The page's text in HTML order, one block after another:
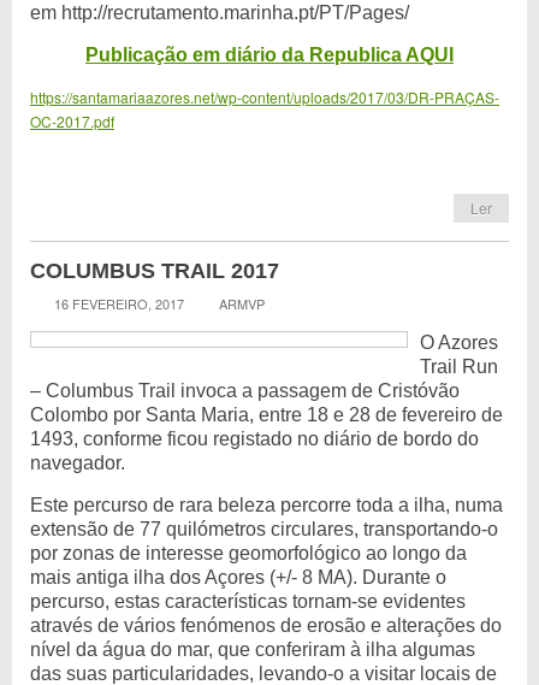
em http://recrutamento.marinha.pt/PT/Pages/
Publicação em diário da Republica AQUI
https://santamariaazores.net/wp-content/uploads/2017/03/DR-PRAÇAS-
OC-2017.pdf
Ler
COLUMBUS TRAIL 2017
16 FEVEREIRO, 2017 ARMVP
O Azores
Trail Run
– Columbus Trail invoca a passagem de Cristóvão
Colombo por Santa Maria, entre 18 e 28 de fevereiro de
1493, conforme ficou registado no diário de bordo do
navegador.
Este percurso de rara beleza percorre toda a ilha, numa
extensão de 77 quilómetros circulares, transportando-o
por zonas de interesse geomorfológico ao longo da
mais antiga ilha dos Açores (+/- 8 MA). Durante o
percurso, estas características tornam-se evidentes
através de vários fenómenos de erosão e alterações do
nível da água do mar, que conferiram à ilha algumas
das suas particularidades, levando-o a visitar locais de